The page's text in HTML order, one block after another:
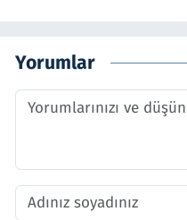
Yorumlar